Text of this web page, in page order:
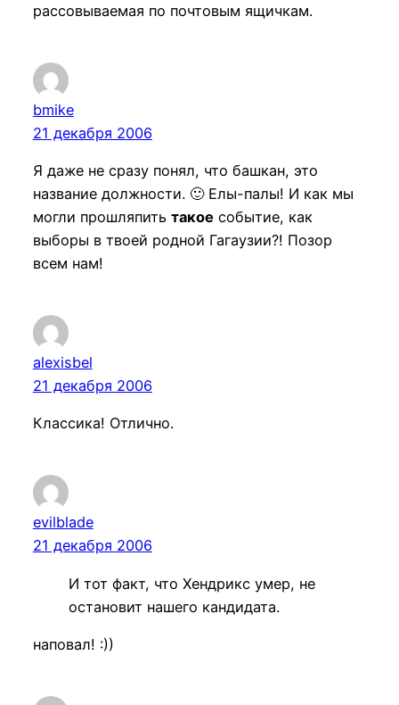
рассовываемая по почтовым ящичкам.
bmike
21 декабря 2006
Я даже не сразу понял, что башкан, это
название должности. 🙂 Елы-палы! И как мы
могли прошляпить такое событие, как
выборы в твоей родной Гагаузии?! Позор
всем нам!
alexisbel
21 декабря 2006
Классика! Отлично.
evilblade
21 декабря 2006
И тот факт, что Хендрикс умер, не
остановит нашего кандидата.
наповал! :))